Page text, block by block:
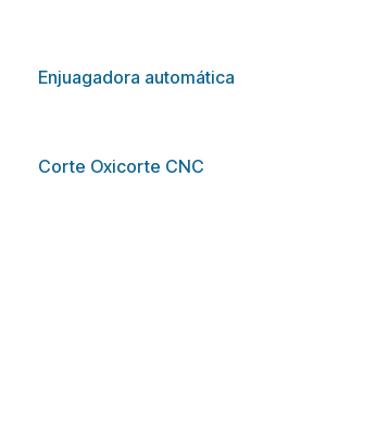
Enjuagadora automática
Corte Oxicorte CNC